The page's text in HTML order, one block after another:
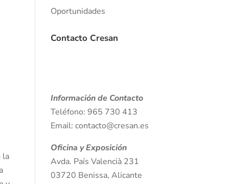
la
Oportunidades
Contacto Cresan
Información de Contacto
Teléfono: 965 730 413
Email: contacto@cresan.es
Oficina y Exposición
Avda. País Valencià 231
03720 Benissa, Alicante